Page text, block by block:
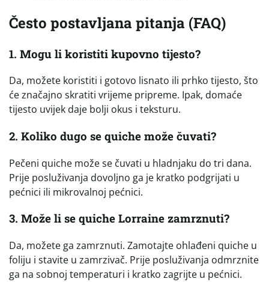
Često postavljana pitanja (FAQ)
1. Mogu li koristiti kupovno tijesto?
Da, možete koristiti i gotovo lisnato ili prhko tijesto, što
će značajno skratiti vrijeme pripreme. Ipak, domaće
tijesto uvijek daje bolji okus i teksturu.
2. Koliko dugo se quiche može čuvati?
Pečeni quiche može se čuvati u hladnjaku do tri dana.
Prije posluživanja dovoljno ga je kratko podgrijati u
pećnici ili mikrovalnoj pećnici.
3. Može li se quiche Lorraine zamrznuti?
Da, možete ga zamrznuti. Zamotajte ohlađeni quiche u
foliju i stavite u zamrzivač. Prije posluživanja odmrznite
ga na sobnoj temperaturi i kratko zagrijte u pećnici.